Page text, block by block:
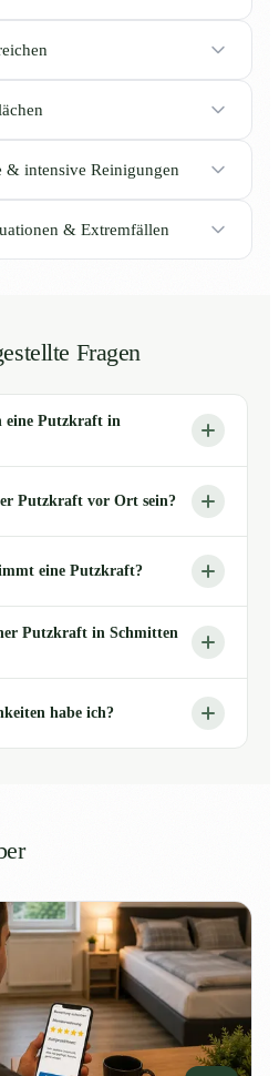
& intensive Reinigungen
& Extremfällen
Fragen
eine Putzkraft in
Putzkraft vor Ort sein?
eine Putzkraft?
Putzkraft in Schmitten
habe ich?